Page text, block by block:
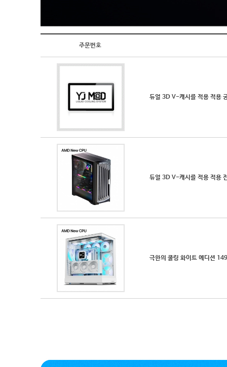
주문번호
듀얼 3D V-캐시를 적용 적용
듀얼 3D V-캐시를 적용 적용
극한의 쿨링 화이트 에디션